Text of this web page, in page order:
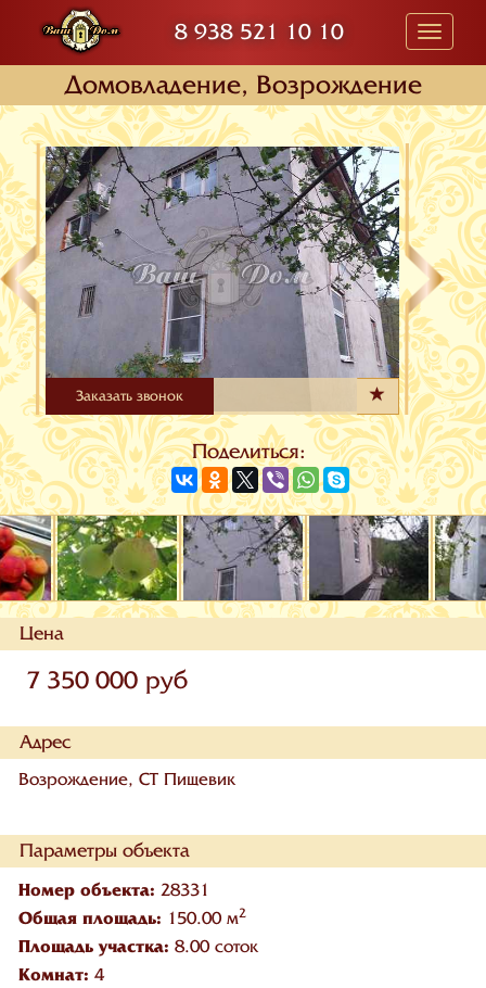
8 938 521 10 10
Toggle
Домовладение, Возрождение
Заказать звонок
Поделиться:
Цена
7 350 000 руб
Адрес
Возрождение, СТ Пищевик
Параметры объекта
Номер объекта: 28331
Общая площадь: 150.00 м2
Площадь участка: 8.00 соток
Комнат: 4